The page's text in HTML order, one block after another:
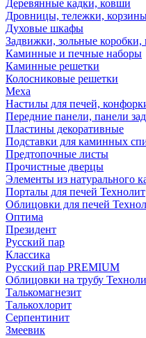
Деревянные кадки, ковши
Дровницы, тележки,
Духовые шкафы
Задвижки, зольные коробки,
Каминные и печные наборы
Каминные решетки
Колосниковые решетки
Меха
Настилы для печей,
Передние панели, панели
Пластины декоративные
Подставки для каминных
Предтопочные листы
Прочистные дверцы
Элементы из натурального
Порталы для печей Технолит
Облицовки для печей
Оптима
Президент
Русский пар
Классика
Русский пар PREMIUM
Облицовки на трубу
Талькомагнезит
Талькохлорит
Серпентинит
Змеевик